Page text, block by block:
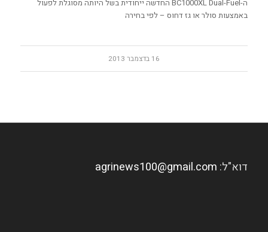
ה-BC1000XL Dual-Fuel החדשה ייחודית בשל היותה מסוגלת לפעול
באמצעות סולר או גז דחוס – לפי בחירה
16 בדצמבר 2013
דוא"ל: agrinews100@gmail.com